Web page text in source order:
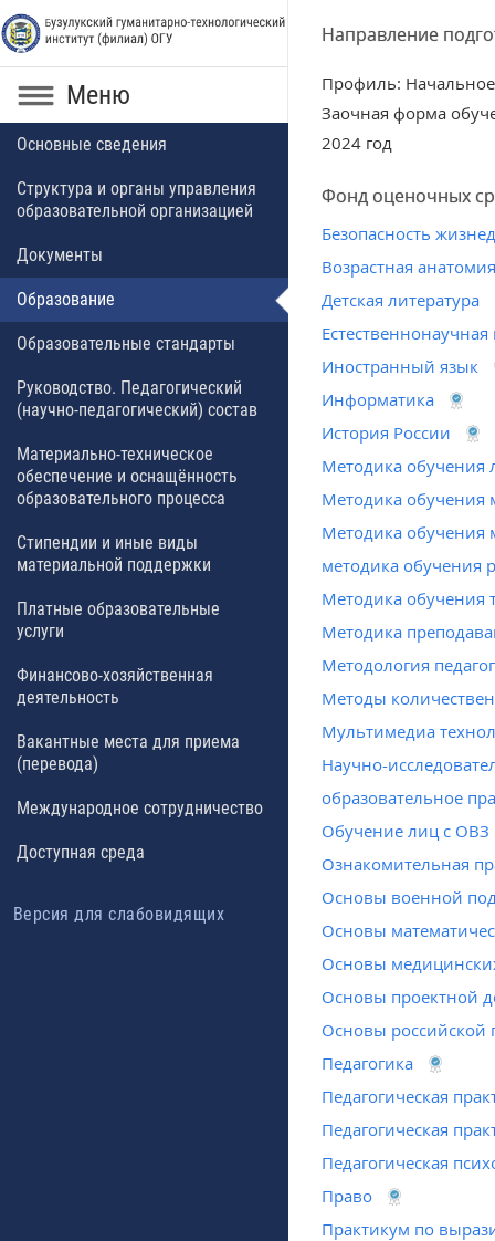
Направление
Профиль:
Заочная форма
2024 год
Фонд оценочных
Безопасность
Возрастная
Детская литература
Иностранный язык
Информатика
История России
Методика обучения
Методика обучения
Методика обучения
методика обучения
Методика обучения
Методика
Методология
Методы
Мультимедиа
Научно-
образовательное
Обучение лиц с ОВЗ
Ознакомительная
Основы военной
Основы
Основы
Основы проектной
Основы российской
Педагогика
Педагогическая
Педагогическая
Педагогическая
Право
Практикум по
Меню
Основные сведения
Структура и органы управления
образовательной организацией
Документы
Образование
Образовательные стандарты
Руководство. Педагогический
(научно-педагогический) состав
Материально-техническое
обеспечение и оснащённость
образовательного процесса
Стипендии и иные виды
материальной поддержки
Платные образовательные
услуги
Финансово-хозяйственная
деятельность
Вакантные места для приема
(перевода)
Международное сотрудничество
Доступная среда
Версия для слабовидящих